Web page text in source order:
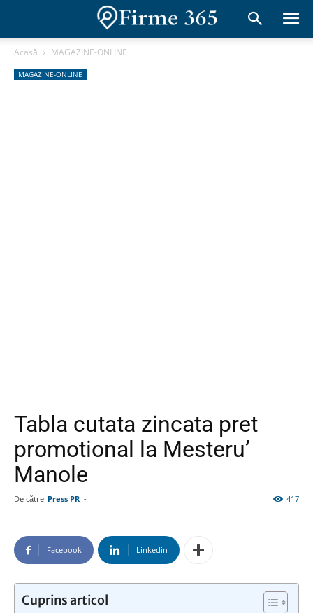
Acasă MAGAZINE-ONLINE
MAGAZINE-ONLINE
Tabla cutata zincata pret
promotional la Mesteru’
Manole
De către Press PR - 417
Facebook Linkedin
Cuprins articol